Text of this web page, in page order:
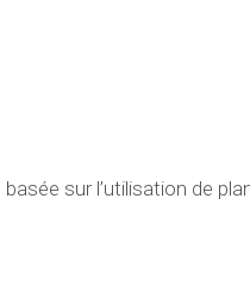
basée sur l’utilisation de